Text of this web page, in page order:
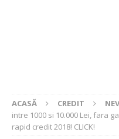
ACASĂ CREDIT
intre 1000 si 10.000 Lei, fara
rapid credit 2018! CLICK!